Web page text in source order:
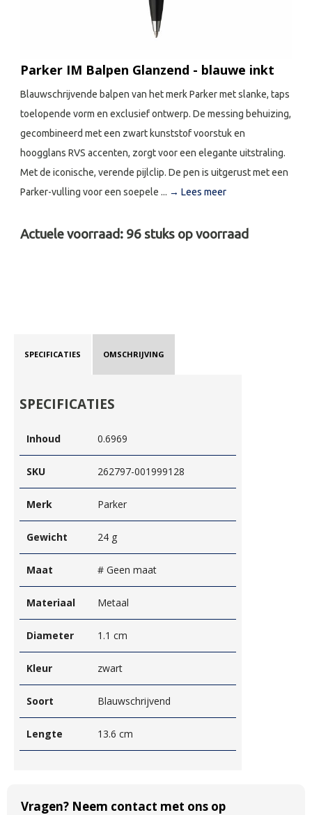
Parker IM Balpen Glanzend - blauwe inkt
Blauwschrijvende balpen van het merk Parker met slanke, taps
toelopende vorm en exclusief ontwerp. De messing behuizing,
gecombineerd met een zwart kunststof voorstuk en
hoogglans RVS accenten, zorgt voor een elegante uitstraling.
Met de iconische, verende pijlclip. De pen is uitgerust met een
Parker-vulling voor een soepele ... → Lees meer
Actuele voorraad: 96 stuks op voorraad
SPECIFICATIES OMSCHRIJVING
SPECIFICATIES
Inhoud 0.6969
SKU 262797-001999128
Merk Parker
Gewicht 24 g
Maat # Geen maat
Materiaal Metaal
Diameter 1.1 cm
Kleur zwart
Soort Blauwschrijvend
Lengte 13.6 cm
Vragen? Neem contact met ons op